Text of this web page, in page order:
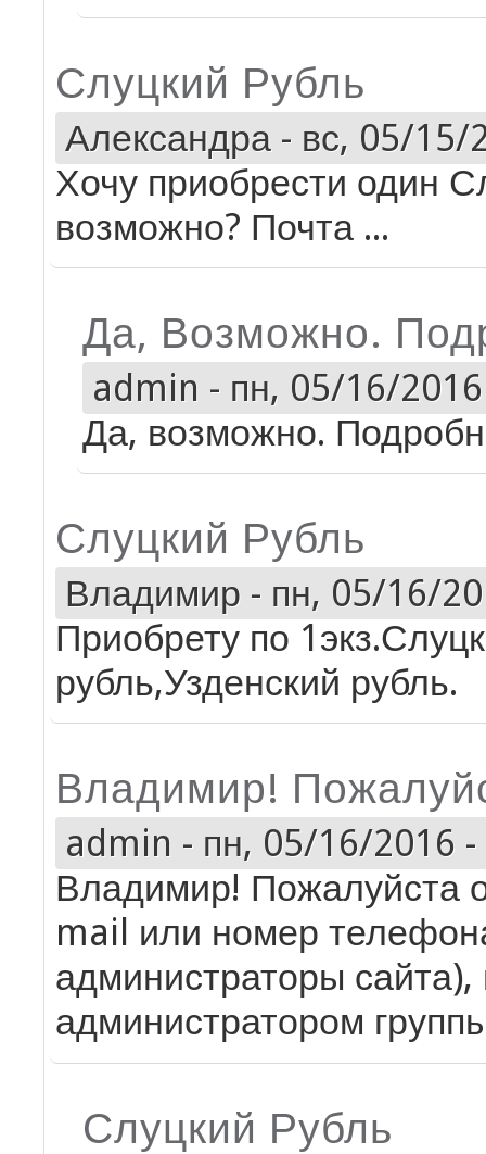
Слуцкий Рубль
Александра - вс, 05/15/
Хочу приобрести один
возможно? Почта ...
Да, Возможно.
admin - пн, 05/16/
Да, возможно.
Слуцкий Рубль
Владимир - пн, 05/16/
Приобрету по
рубль,Узденский рубль.
Владимир!
admin - пн, 05/16/2016 -
Владимир! Пожалуйста
mail или номер
администраторы сайта),
администратором
Слуцкий Рубль